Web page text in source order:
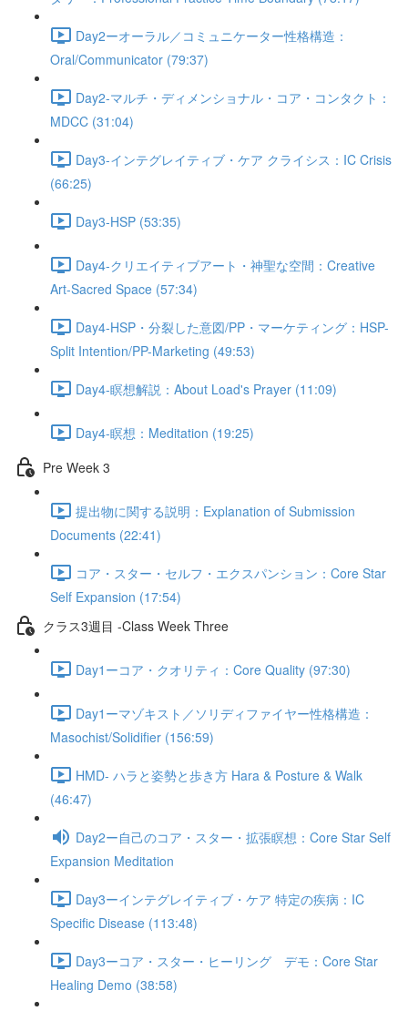
Day2ーオーラル／コミュニケーター性格構造：
Oral/Communicator (79:37)
Day2-マルチ・ディメンショナル・コア・コンタクト：
MDCC (31:04)
Day3-インテグレイティブ・ケア クライシス：IC Crisis
(66:25)
Day3-HSP (53:35)
Day4-クリエイティブアート・神聖な空間：Creative
Art-Sacred Space (57:34)
Day4-HSP・分裂した意図/PP・マーケティング：HSP-
Split Intention/PP-Marketing (49:53)
Day4-瞑想解説：About Load's Prayer (11:09)
Day4-瞑想：Meditation (19:25)
Pre Week 3
提出物に関する説明：Explanation of Submission
Documents (22:41)
コア・スター・セルフ・エクスパンション：Core Star
Self Expansion (17:54)
クラス3週目 -Class Week Three
Day1ーコア・クオリティ：Core Quality (97:30)
Day1ーマゾキスト／ソリディファイヤー性格構造：
Masochist/Solidifier (156:59)
HMD- ハラと姿勢と歩き方 Hara & Posture & Walk
(46:47)
Day2ー自己のコア・スター・拡張瞑想：Core Star Self
Expansion Meditation
Day3ーインテグレイティブ・ケア 特定の疾病：IC
Specific Disease (113:48)
Day3ーコア・スター・ヒーリング デモ：Core Star
Healing Demo (38:58)